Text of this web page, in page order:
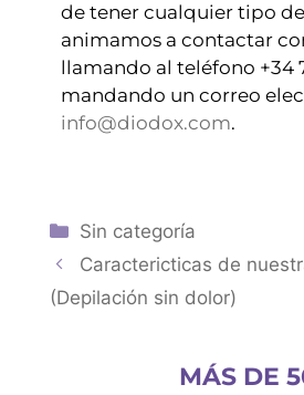
de tener cualquier tipo
animamos a contactar
llamando al teléfono +34
mandando un correo
info@diodox.com.
Sin categoría
Caractericticas de
(Depilación sin dolor)
MÁS DE